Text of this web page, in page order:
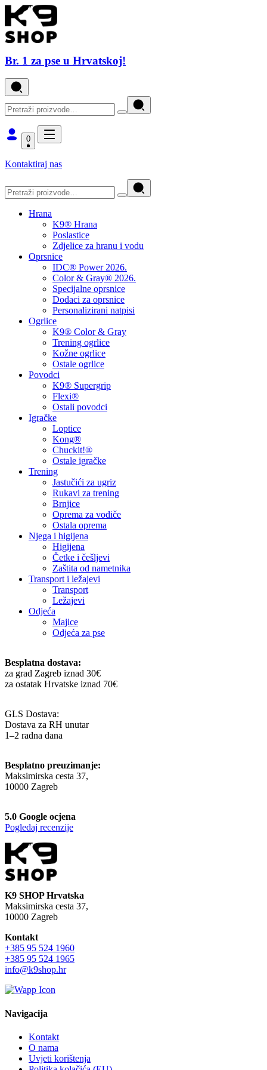
Br. 1 za pse u Hrvatskoj!
0
Kontaktiraj nas
Hrana
K9® Hrana
Poslastice
Zdjelice za hranu i vodu
Oprsnice
IDC® Power 2026.
Color & Gray® 2026.
Specijalne oprsnice
Dodaci za oprsnice
Personalizirani natpisi
Ogrlice
K9® Color & Gray
Trening ogrlice
Kožne ogrlice
Ostale ogrlice
Povodci
K9® Supergrip
Flexi®
Ostali povodci
Igračke
Loptice
Kong®
Chuckit!®
Ostale igračke
Trening
Jastučići za ugriz
Rukavi za trening
Brnjice
Oprema za vodiče
Ostala oprema
Njega i higijena
Higijena
Četke i češljevi
Zaštita od nametnika
Transport i ležajevi
Transport
Ležajevi
Odjeća
Majice
Odjeća za pse
Besplatna dostava:
za grad Zagreb iznad 30€
za ostatak Hrvatske iznad 70€
GLS Dostava:
Dostava za RH unutar
1–2 radna dana
Besplatno preuzimanje:
Maksimirska cesta 37,
10000 Zagreb
5.0 Google ocjena
Pogledaj recenzije
K9 SHOP Hrvatska
Maksimirska cesta 37,
10000 Zagreb
Kontakt
+385 95 524 1960
+385 95 524 1965
info@k9shop.hr
Navigacija
Kontakt
O nama
Uvjeti korištenja